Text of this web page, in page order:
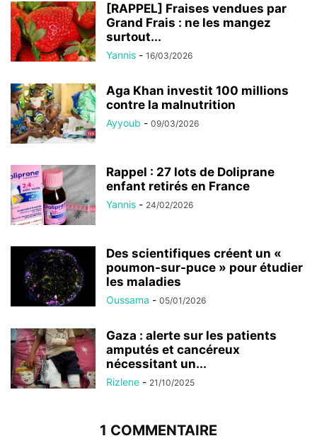
[RAPPEL] Fraises vendues par
Grand Frais : ne les mangez
surtout...
Yannis - 16/03/2026
Aga Khan investit 100 millions
contre la malnutrition
Ayyoub - 09/03/2026
Rappel : 27 lots de Doliprane
enfant retirés en France
Yannis - 24/02/2026
Des scientifiques créent un «
poumon-sur-puce » pour étudier
les maladies
Oussama - 05/01/2026
Gaza : alerte sur les patients
amputés et cancéreux
nécessitant un...
Rizlene - 21/10/2025
1 COMMENTAIRE